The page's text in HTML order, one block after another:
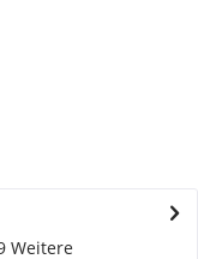
Weitere